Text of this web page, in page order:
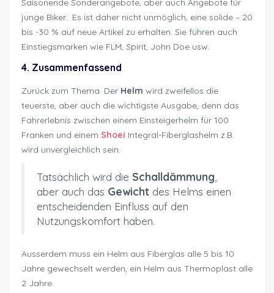
Saisonende Sonderangebote, aber auch Angebote für
junge Biker. Es ist daher nicht unmöglich, eine solide – 20
bis -30 % auf neue Artikel zu erhalten. Sie führen auch
Einstiegsmarken wie FLM, Spirit, John Doe usw.
4. Zusammenfassend
Zurück zum Thema. Der Helm wird zweifellos die
teuerste, aber auch die wichtigste Ausgabe, denn das
Fahrerlebnis zwischen einem Einsteigerhelm für 100
Franken und einem Shoei Integral-Fiberglashelm z.B.
wird unvergleichlich sein.
Tatsächlich wird die Schalldämmung
aber auch das Gewicht des Helms einen
entscheidenden Einfluss auf den
Nutzungskomfort haben.
Ausserdem muss ein Helm aus Fiberglas alle 5 bis 10
Jahre gewechselt werden, ein Helm aus Thermoplast alle
2 Jahre.